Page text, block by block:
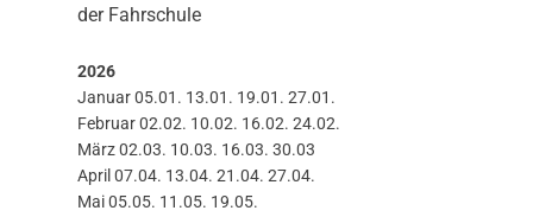
der Fahrschule
2026
Januar 05.01. 13.01. 19.01. 27.01.
Februar 02.02. 10.02. 16.02. 24.02.
März 02.03. 10.03. 16.03. 30.03
April 07.04. 13.04. 21.04. 27.04.
Mai 05.05. 11.05. 19.05.